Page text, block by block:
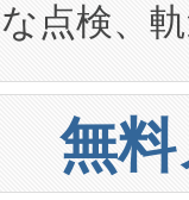
び知的
リキュ
階におけ
上げ調整
に至る
する事
センター
担をかけ
点検、
ルク材
2」を発
メート
無